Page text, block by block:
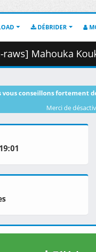
DÉBRIDER
Koukou no
vous conseillons fortement
Merci de